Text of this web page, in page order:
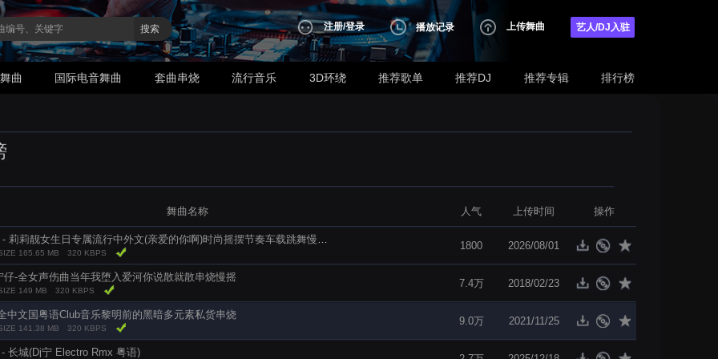
搜索 注册/登录 播放记录 上传舞曲 艺人/DJ入驻
曲 国际电音舞曲 套曲串烧 流行音乐 3D环绕 推荐歌单 推荐DJ 推荐专辑 排行榜
舞曲名称 人气 上传时间 操作
DJFany - 莉莉靓女生日专属流行中外文(亲爱的你啊)时尚摇摆节奏车载跳舞慢摇串烧V5
165.65 MB 320 KBPS
1800 2026/08/01
仔-全女声伤曲当年我堕入爱河你说散就散串烧慢摇
149 MB 320 KBPS
7.4万 2018/02/23
中文国粤语Club音乐黎明前的黑暗多元素私货串烧
141.38 MB 320 KBPS
9.0万 2021/11/25
长城(Dj宁 Electro Rmx 粤语)